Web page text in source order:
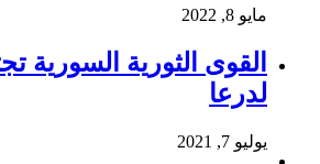
مايو 8, 2022
القوى الثورية السورية
لدرعا
يوليو 7, 2021